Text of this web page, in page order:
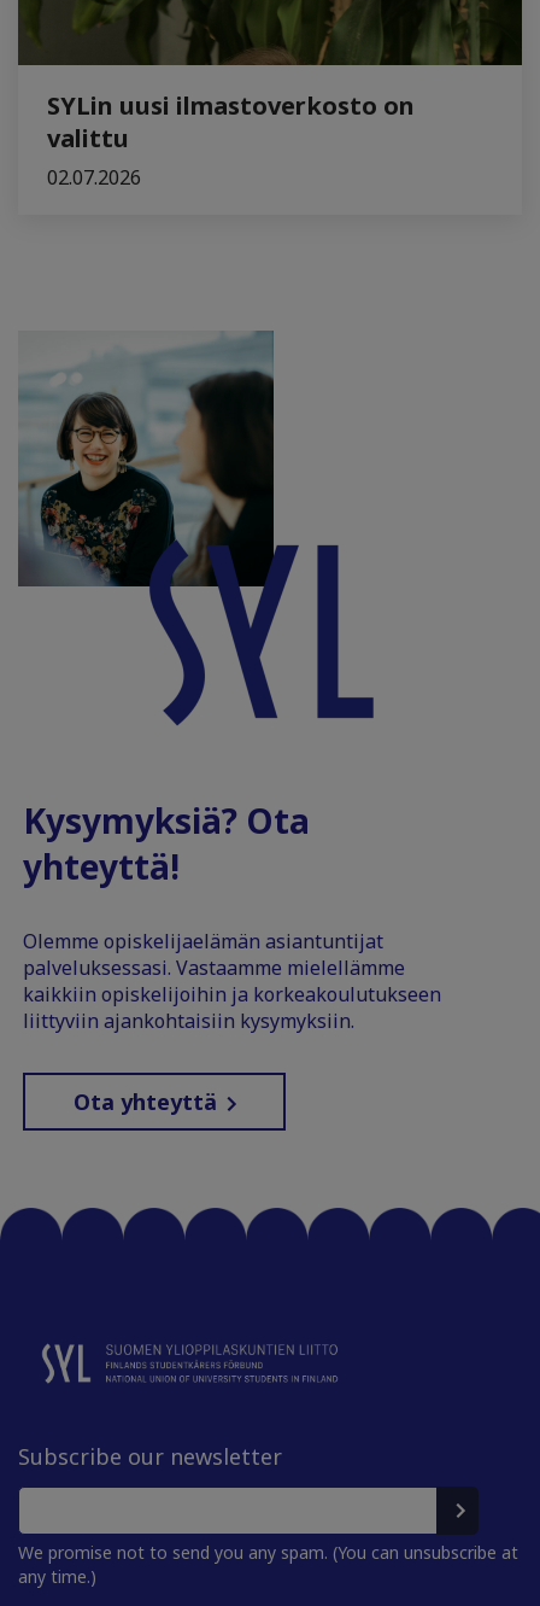
SYLin uusi ilmastoverkosto on
valittu
02.07.2026
Kysymyksiä? Ota
yhteyttä!
Olemme opiskelijaelämän asiantuntijat
palveluksessasi. Vastaamme mielellämme
kaikkiin opiskelijoihin ja korkeakoulutukseen
liittyviin ajankohtaisiin kysymyksiin.
Ota yhteyttä
Subscribe our newsletter
We promise not to send you any spam. (You can unsubscribe at
any time.)